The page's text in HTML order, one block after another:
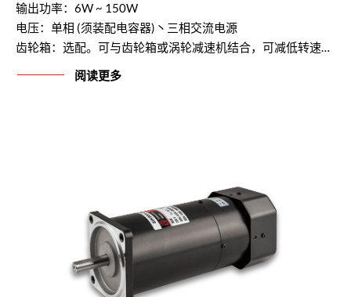
输出功率：6W ~ 150W
电压：单相 (须装配电容器)丶三相交流电源
齿轮箱：选配。可与齿轮箱或涡轮减速机结合，可减低转速，提高转矩，最高减速比1 / 1800。
阅读更多